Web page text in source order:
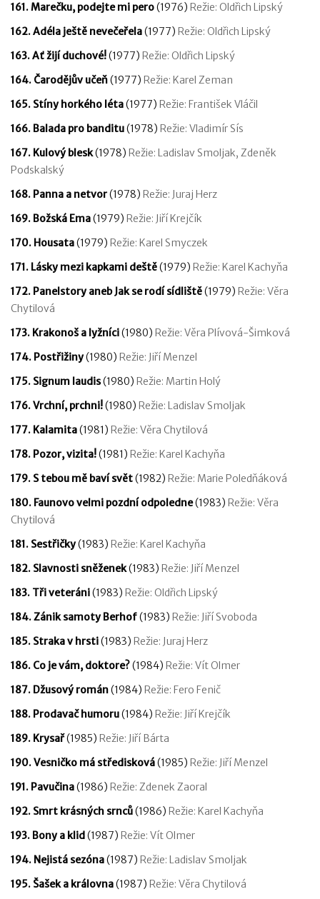
161. Marečku, podejte mi pero(1976) Režie: Oldřich Lipský
162. Adéla ještě nevečeřela(1977) Režie: Oldřich Lipský
163. Ať žijí duchové!(1977) Režie: Oldřich Lipský
164. Čarodějův učeň(1977) Režie: Karel Zeman
165. Stíny horkého léta(1977) Režie: František Vláčil
166. Balada pro banditu(1978) Režie: Vladimír Sís
167. Kulový blesk(1978) Režie: Ladislav Smoljak, Zdeněk
Podskalský
168. Panna a netvor(1978) Režie: Juraj Herz
169. Božská Ema(1979) Režie: Jiří Krejčík
170. Housata(1979) Režie: Karel Smyczek
171. Lásky mezi kapkami deště(1979) Režie: Karel Kachyňa
172. Panelstory aneb Jak se rodí sídliště(1979) Režie: Věra
Chytilová
173. Krakonoš a lyžníci(1980) Režie: Věra Plívová-Šimková
174. Postřižiny(1980) Režie: Jiří Menzel
175. Signum laudis(1980) Režie: Martin Holý
176. Vrchní, prchni!(1980) Režie: Ladislav Smoljak
177. Kalamita(1981) Režie: Věra Chytilová
178. Pozor, vizita!(1981) Režie: Karel Kachyňa
179. S tebou mě baví svět(1982) Režie: Marie Poledňáková
180. Faunovo velmi pozdní odpoledne(1983) Režie: Věra
Chytilová
181. Sestřičky(1983) Režie: Karel Kachyňa
182. Slavnosti sněženek(1983) Režie: Jiří Menzel
183. Tři veteráni(1983) Režie: Oldřich Lipský
184. Zánik samoty Berhof(1983) Režie: Jiří Svoboda
185. Straka v hrsti(1983) Režie: Juraj Herz
186. Co je vám, doktore?(1984) Režie: Vít Olmer
187. Džusový román(1984) Režie: Fero Fenič
188. Prodavač humoru(1984) Režie: Jiří Krejčík
189. Krysař(1985) Režie: Jiří Bárta
190. Vesničko má středisková(1985) Režie: Jiří Menzel
191. Pavučina(1986) Režie: Zdenek Zaoral
192. Smrt krásných srnců(1986) Režie: Karel Kachyňa
193. Bony a klid (1987) Režie: Vít Olmer
194. Nejistá sezóna(1987) Režie: Ladislav Smoljak
195. Šašek a královna(1987) Režie: Věra Chytilová